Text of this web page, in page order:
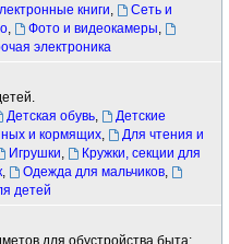
книги,
Сеть и
, Фото и видеокамеры,
электроника
Детская обувь,
Детские
и кормящих,
Для чтения и
Игрушки,
Кружки, секции для
, Одежда для мальчиков,
детей
для обустройства быта: